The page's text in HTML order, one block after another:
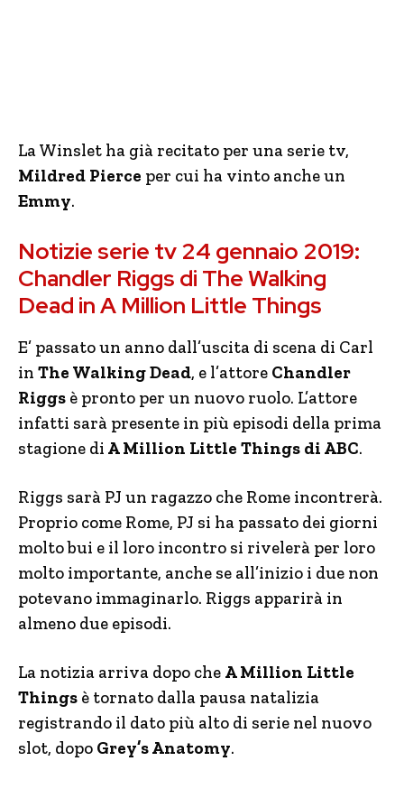
La Winslet ha già recitato per una serie tv,
Mildred Pierce per cui ha vinto anche un
Emmy.
Notizie serie tv 24 gennaio 2019:
Chandler Riggs di The Walking
Dead in A Million Little Things
E’ passato un anno dall’uscita di scena di Carl
in The Walking Dead, e l’attore Chandler
Riggs è pronto per un nuovo ruolo. L’attore
infatti sarà presente in più episodi della prima
stagione di A Million Little Things di ABC.
Riggs sarà PJ un ragazzo che Rome incontrerà.
Proprio come Rome, PJ si ha passato dei giorni
molto bui e il loro incontro si rivelerà per loro
molto importante, anche se all’inizio i due non
potevano immaginarlo. Riggs apparirà in
almeno due episodi.
La notizia arriva dopo che A Million Little
Things è tornato dalla pausa natalizia
registrando il dato più alto di serie nel nuovo
slot, dopo Grey’s Anatomy.